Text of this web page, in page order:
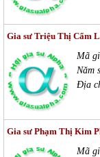
Gia sư Triệu Thị Cẩm
Mã
Năm
Địa
Gia sư Phạm Thị Kim
Mã